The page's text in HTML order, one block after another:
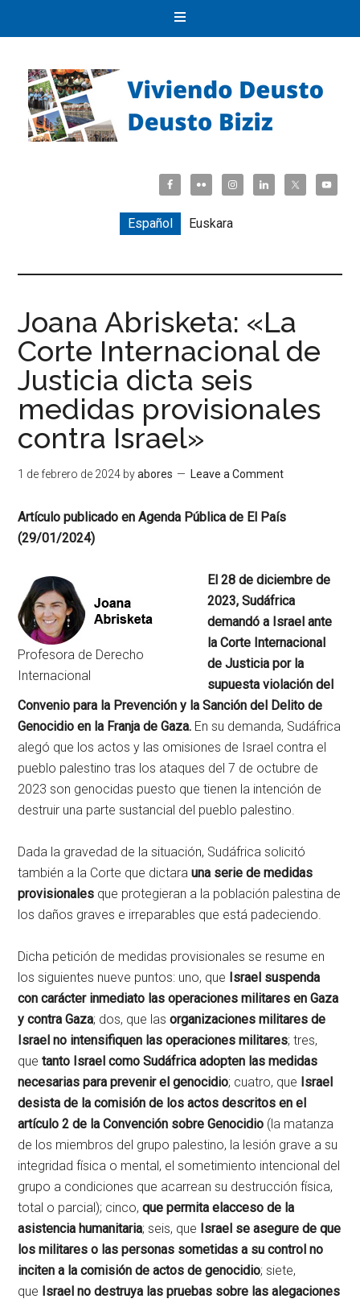
Español Euskara
Joana Abrisketa: «La
Corte Internacional de
Justicia dicta seis
medidas provisionales
contra Israel»
1 de febrero de 2024 byabores Leave a Comment
Artículo publicado en Agenda Pública de El País
(29/01/2024)
Profesora de Derecho
Internacional
El 28 de diciembre de
2023, Sudáfrica
demandó a Israel ante
la Corte Internacional
de Justicia por la
supuesta violación del
Convenio para la Prevención y la Sanción del Delito de
Genocidio en la Franja de Gaza. En su demanda, Sudáfrica
alegó que los actos y las omisiones de Israel contra el
pueblo palestino tras los ataques del 7 de octubre de
2023 son genocidas puesto que tienen la intención de
destruir una parte sustancial del pueblo palestino.
Dada la gravedad de la situación, Sudáfrica solicitó
también a la Corte que dictarauna serie de medidas
provisionales que protegieran a la población palestina de
los daños graves e irreparables que está padeciendo.
Dicha petición de medidas provisionales se resume en
los siguientes nueve puntos: uno, que Israel suspenda
con carácter inmediato las operaciones militares en Gaza
y contra Gaza; dos, que lasorganizaciones militares de
Israel no intensifiquen las operaciones militares; tres,
quetanto Israel como Sudáfrica adopten las medidas
necesarias para prevenir el genocidio; cuatro, que Israel
desista de la comisión de los actos descritos en el
artículo 2 de la Convención sobre Genocidio (la matanza
de los miembros del grupo palestino, la lesión grave a su
integridad física o mental, el sometimiento intencional del
grupo a condiciones que acarrean su destrucción física,
total o parcial); cinco,que permita elacceso de la
asistencia humanitaria; seis, que Israel se asegure de que
los militares o las personas sometidas a su control no
inciten a la comisión de actos de genocidio; siete,
que Israel no destruya las pruebas sobre las alegaciones